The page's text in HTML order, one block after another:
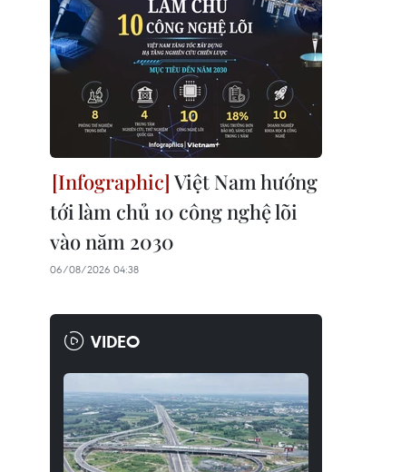
Việt Nam hướng
tới làm chủ 10 công nghệ lõi
vào năm 2030
06/08/2026 04:38
VIDEO